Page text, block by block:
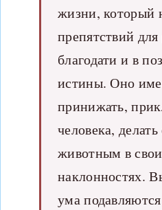
жизни, который
препятствий для
благодати и в
истины. Оно
принижать,
человека,
животным в
наклонностях.
ума